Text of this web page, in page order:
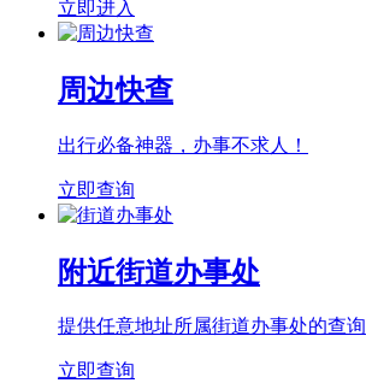
立即进入
周边快查
出行必备神器，办事不求人！
立即查询
附近街道办事处
提供任意地址所属街道办事处的查询
立即查询